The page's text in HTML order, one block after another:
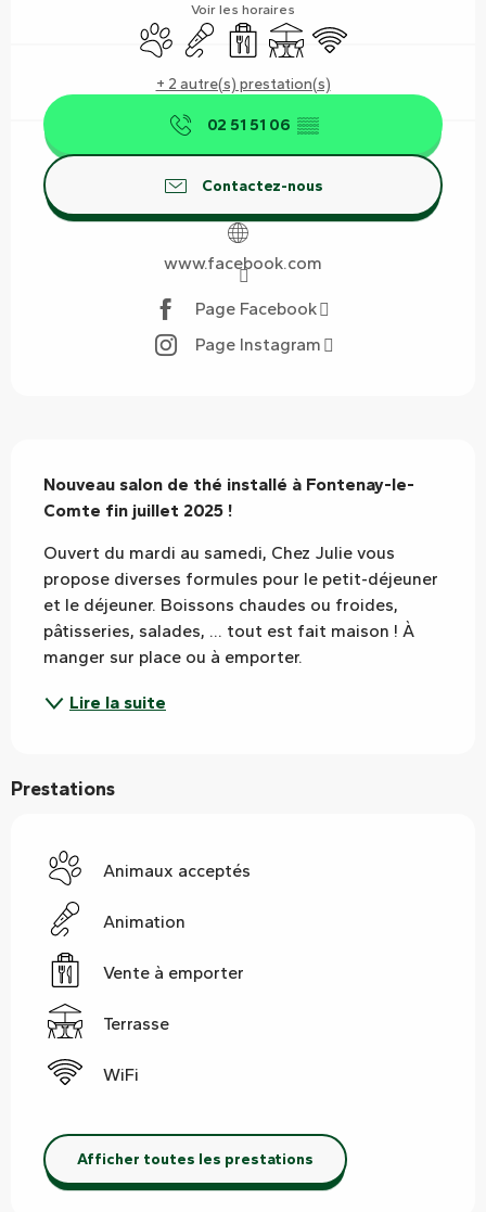
Voir les horaires
Animaux acceptés
AnimationVente à emporter
Terrasse
WiFi
+ 2 autre(s) prestation(s)
02 51 51 06 ▒▒
Contactez-nous
www.facebook.com
Page Facebook
Page Instagram
Nouveau salon de thé installé à Fontenay-le-
Comte fin juillet 2025 !
Ouvert du mardi au samedi, Chez Julie vous
propose diverses formules pour le petit-déjeuner
et le déjeuner. Boissons chaudes ou froides,
pâtisseries, salades, ... tout est fait maison ! À
manger sur place ou à emporter.
Lire la suite
Prestations
Animaux acceptés
Animation
Vente à emporter
Terrasse
WiFi
Afficher toutes les prestations